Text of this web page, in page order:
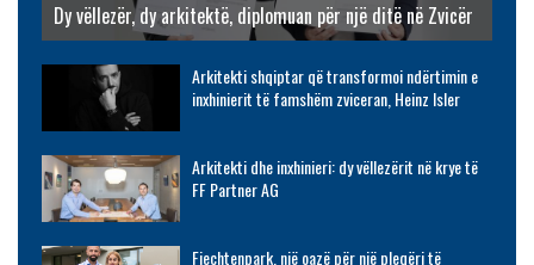
Dy vëllezër, dy arkitektë, diplomuan për një ditë në Zvicër
Arkitekti shqiptar që transformoi ndërtimin e
inxhinierit të famshëm zviceran, Heinz Isler
Arkitekti dhe inxhinieri: dy vëllezërit në krye të
FF Partner AG
Fiechtenpark, një oazë për një pleqëri të